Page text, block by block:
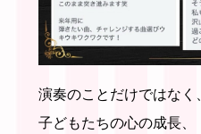
演奏のことだけではなく、
子どもたちの心の成長、